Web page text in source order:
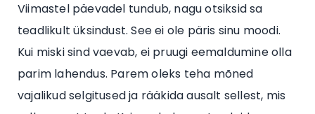
Viimastel päevadel tundub, nagu otsiksid sa
teadlikult üksindust. See ei ole päris sinu moodi.
Kui miski sind vaevab, ei pruugi eemaldumine olla
parim lahendus. Parem oleks teha mõned
vajalikud selgitused ja rääkida ausalt sellest, mis